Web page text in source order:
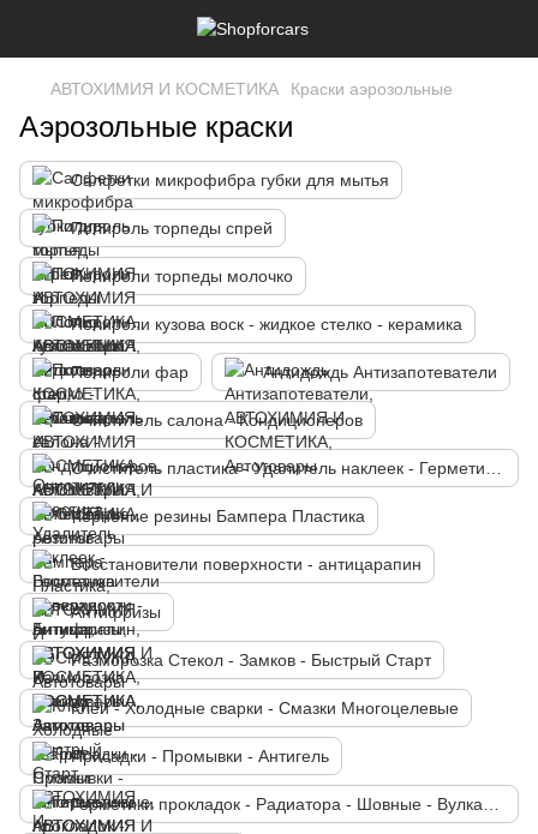
АВТОХИМИЯ И КОСМЕТИКА Краски аэрозольные
Аэрозольные краски
Салфетки микрофибра губки для мытья
Полироль торпеды спрей
Полироли торпеды молочко
Полироли кузова воск - жидкое стелко - керамика
Полироли фар Антидождь Антизапотеватели
Очиститель салона - Кондиционеров
Чернение резины Бампера Пластика
Восстановители поверхности - антицарапин
Антифризы
Разморозка Стекол - Замков - Быстрый Старт
Клей - Холодные сварки - Смазки Многоцелевые
Присадки - Промывки - Антигель